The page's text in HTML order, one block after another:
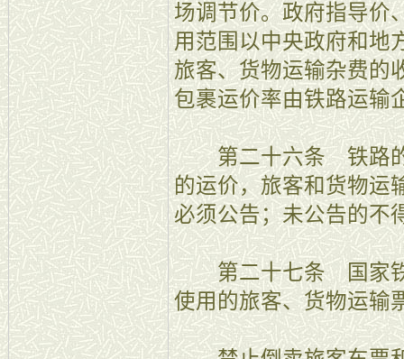
场调节价。政府指导价
用范围以中央政府和地
旅客、货物运输杂费的
包裹运价率由铁路运输
第二十六条 铁路的
的运价，旅客和货物运
必须公告；未公告的不
第二十七条 国家铁
使用的旅客、货物运输